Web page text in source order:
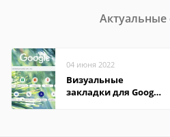
Актуальные
04 июня 2022
Визуальные
закладки для Google